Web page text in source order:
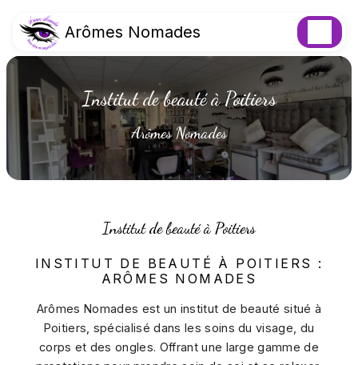
Arômes Nomades
Institut de beauté à Poitiers
Arômes Nomades
Institut de beauté à Poitiers
INSTITUT DE BEAUTÉ À POITIERS :
ARÔMES NOMADES
Arômes Nomades est un institut de beauté situé à
Poitiers, spécialisé dans les soins du visage, du
corps et des ongles. Offrant une large gamme de